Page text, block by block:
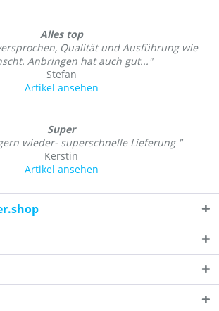
Alles top
Qualität und Ausführung wie
Anbringen hat auch gut..."
Stefan
Artikel ansehen
Super
wieder- superschnelle Lieferung "
Kerstin
Artikel ansehen